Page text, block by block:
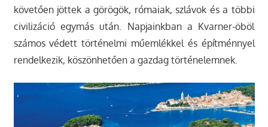
követően jöttek a görögök, rómaiak, szlávok és a többi
civilizáció egymás után. Napjainkban a Kvarner-öböl
számos védett történelmi műemlékkel és építménnyel
rendelkezik, köszönhetően a gazdag történelemnek.